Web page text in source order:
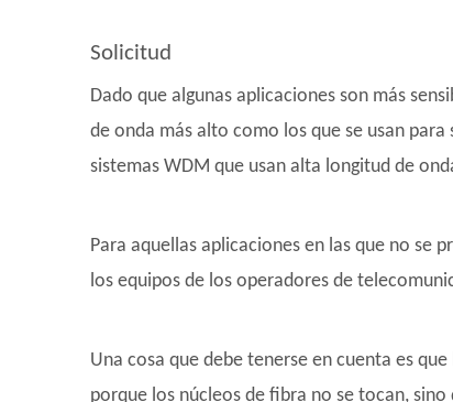
Solicitud
Dado que algunas aplicaciones son más
de onda más alto como los que se usan
sistemas WDM que usan alta longitud de
Para aquellas aplicaciones en las que no se
los equipos de los operadores de
Una cosa que debe tenerse en cuenta es
porque los núcleos de fibra no se tocan,